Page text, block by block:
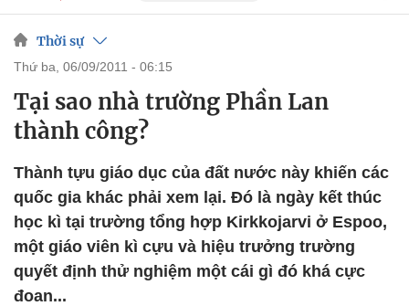
Thời sự
thứ ba, 06/09/2011 - 06:15
Tại sao nhà trường Phần Lan
thành công?
Thành tựu giáo dục của đất nước này khiến các
quốc gia khác phải xem lại. Đó là ngày kết thúc
học kì tại trường tổng hợp Kirkkojarvi ở Espoo,
một giáo viên kì cựu và hiệu trưởng trường
quyết định thử nghiệm một cái gì đó khá cực
đoan...